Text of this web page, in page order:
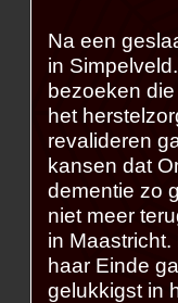
Na een
in
bezoeken
het
revalideren
kansen dat
dementie zo
niet meer
in
haar Einde
gelukkigst in